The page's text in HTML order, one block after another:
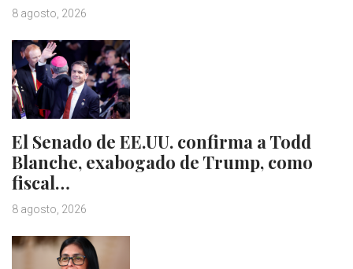
8 agosto, 2026
El Senado de EE.UU. confirma a Todd
Blanche, exabogado de Trump, como
fiscal…
8 agosto, 2026